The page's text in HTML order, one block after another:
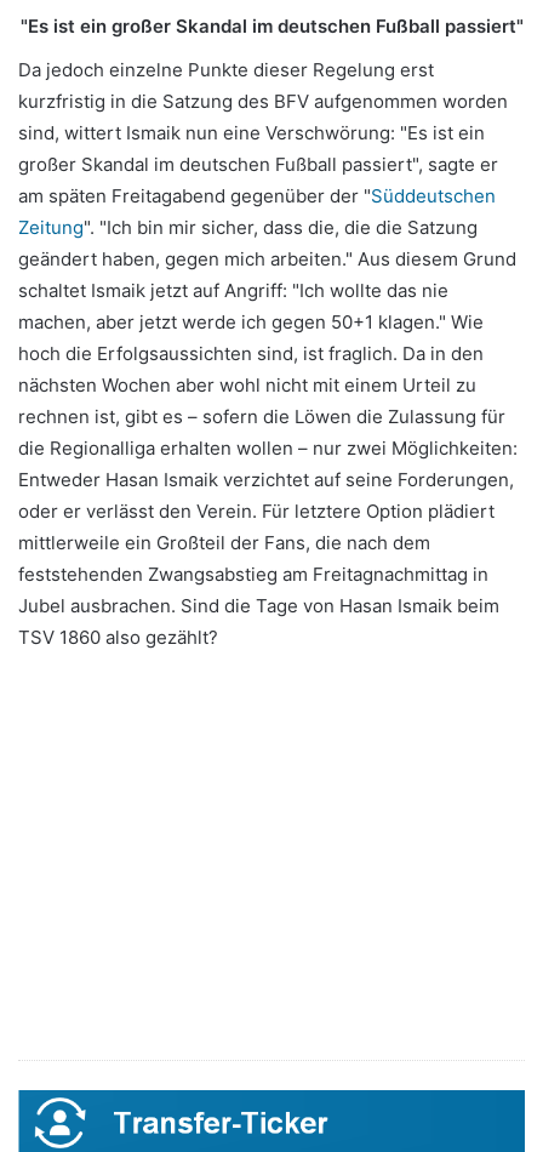
"Es ist ein großer Skandal im deutschen Fußball passiert"
Da jedoch einzelne Punkte dieser Regelung erst
kurzfristig in die Satzung des BFV aufgenommen worden
sind, wittert Ismaik nun eine Verschwörung: "Es ist ein
großer Skandal im deutschen Fußball passiert", sagte er
am späten Freitagabend gegenüber der "Süddeutschen
Zeitung". "Ich bin mir sicher, dass die, die die Satzung
geändert haben, gegen mich arbeiten." Aus diesem Grund
schaltet Ismaik jetzt auf Angriff: "Ich wollte das nie
machen, aber jetzt werde ich gegen 50+1 klagen." Wie
hoch die Erfolgsaussichten sind, ist fraglich. Da in den
nächsten Wochen aber wohl nicht mit einem Urteil zu
rechnen ist, gibt es – sofern die Löwen die Zulassung für
die Regionalliga erhalten wollen – nur zwei Möglichkeiten:
Entweder Hasan Ismaik verzichtet auf seine Forderungen,
oder er verlässt den Verein. Für letztere Option plädiert
mittlerweile ein Großteil der Fans, die nach dem
feststehenden Zwangsabstieg am Freitagnachmittag in
Jubel ausbrachen. Sind die Tage von Hasan Ismaik beim
TSV 1860 also gezählt?